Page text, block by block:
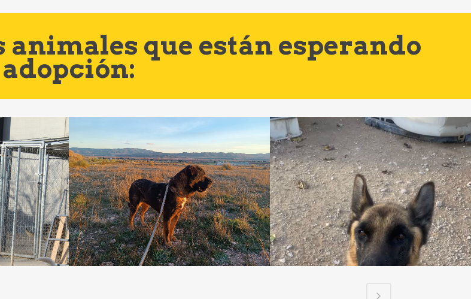
animales que están esperando
adopción: